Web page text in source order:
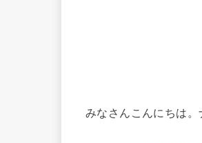
みなさんこんにちは。